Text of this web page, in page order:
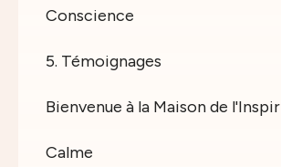
Conscience
5. Témoignages
Bienvenue à la Maison de l'Inspir
Calme